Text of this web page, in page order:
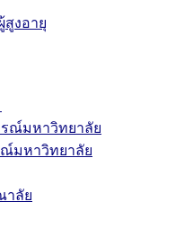
สูงอายุ
ณ์มหาวิทยาลัย
มหาวิทยาลัย
าลัย